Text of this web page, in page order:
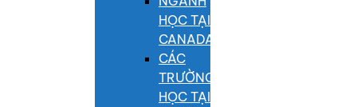
HỌC TẠI
CANADA
CÁC
TRƯỜNG
HỌC TẠI